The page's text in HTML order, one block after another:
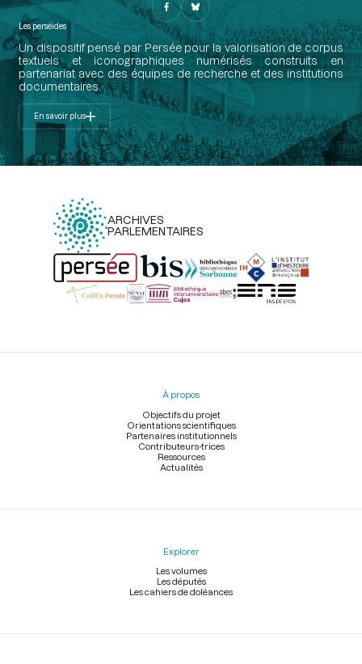
Les perséides
Un dispositif pensé par Persée pour la valorisation de corpus
textuels et iconographiques numérisés construits en
partenariat avec des équipes de recherche et des institutions
documentaires.
En savoir plus
ARCHIVES
PARLEMENTAIRES
Menu
À propos
Objectifs du projet
Orientations scientifiques
Partenaires institutionnels
Contributeurs-trices
Ressources
Actualités
Explorer
Les volumes
Les députés
Les cahiers de doléances